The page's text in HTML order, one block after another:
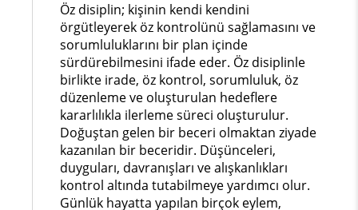
Öz disiplin; kişinin kendi kendini
örgütleyerek öz kontrolünü sağlamasını ve
sorumluluklarını bir plan içinde
sürdürebilmesini ifade eder. Öz disiplinle
birlikte irade, öz kontrol, sorumluluk, öz
düzenleme ve oluşturulan hedeflere
kararlılıkla ilerleme süreci oluşturulur.
Doğuştan gelen bir beceri olmaktan ziyade
kazanılan bir beceridir. Düşünceleri,
duyguları, davranışları ve alışkanlıkları
kontrol altında tutabilmeye yardımcı olur.
Günlük hayatta yapılan birçok eylem,